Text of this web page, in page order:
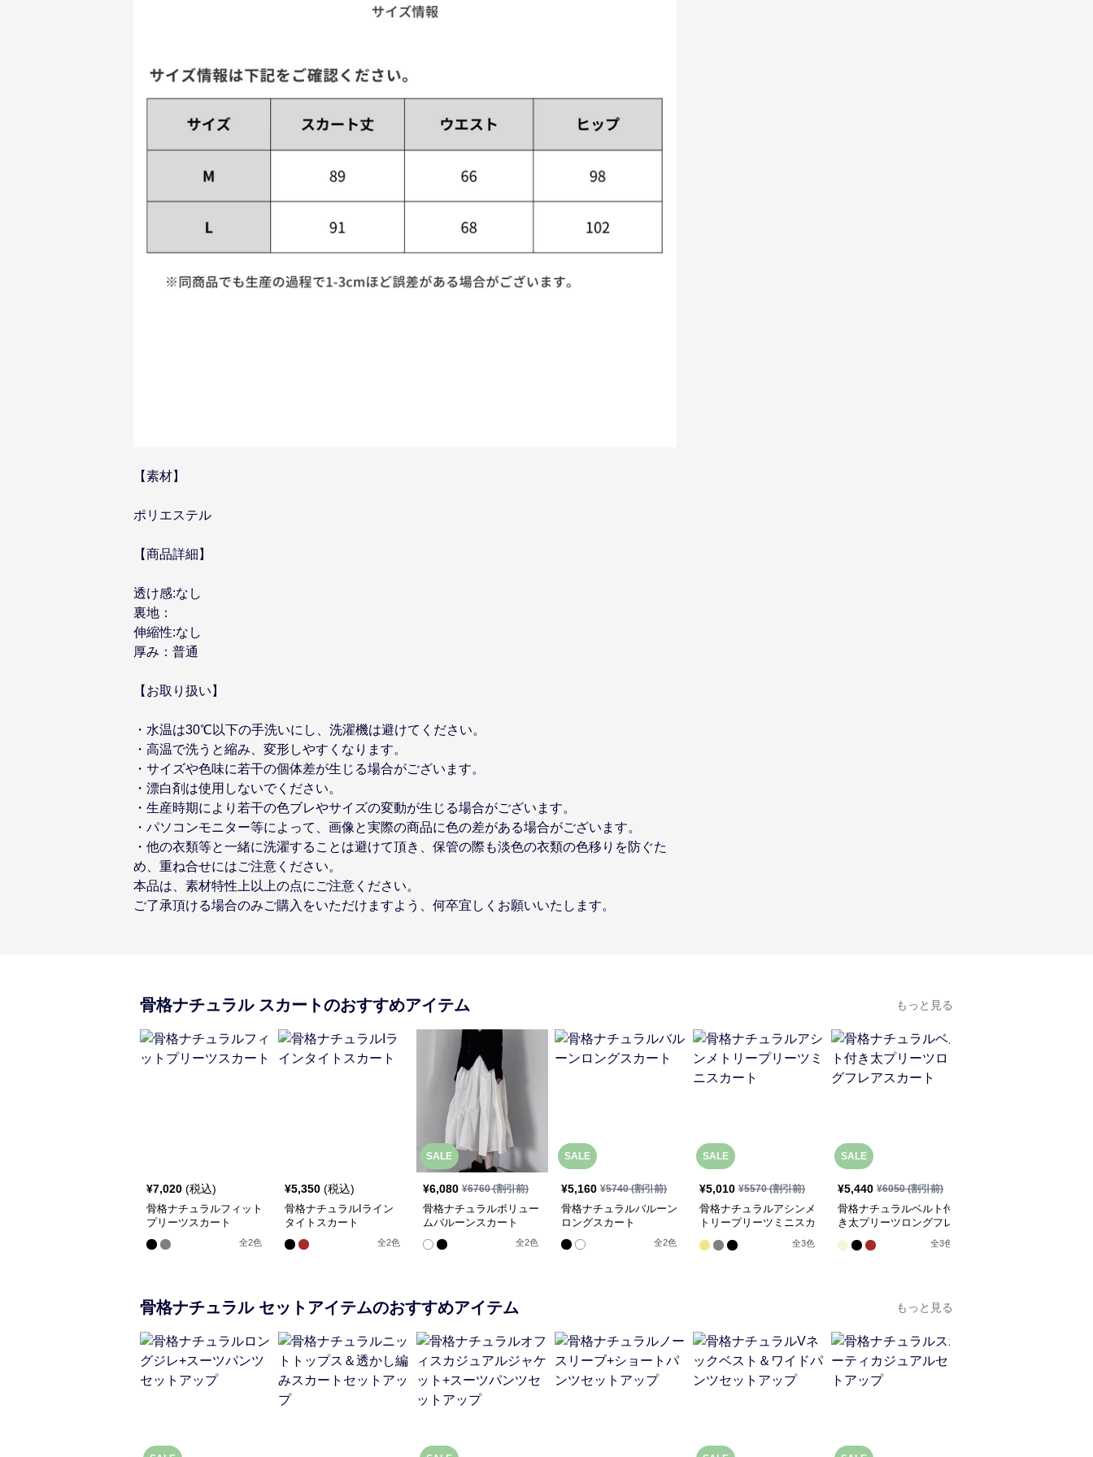
【素材】
ポリエステル
【商品詳細】
透け感:なし
裏地：
伸縮性:なし
厚み：普通
【お取り扱い】
・水温は30℃以下の手洗いにし、洗濯機は避けてください。
・高温で洗うと縮み、変形しやすくなります。
・サイズや色味に若干の個体差が生じる場合がございます。
・漂白剤は使用しないでください。
・生産時期により若干の色ブレやサイズの変動が生じる場合がございます。
・パソコンモニター等によって、画像と実際の商品に色の差がある場合がございます。
・他の衣類等と一緒に洗濯することは避けて頂き、保管の際も淡色の衣類の色移りを防ぐた
め、重ね合せにはご注意ください。
本品は、素材特性上以上の点にご注意ください。
ご了承頂ける場合のみご購入をいただけますよう、何卒宜しくお願いいたします。
骨格ナチュラル スカートのおすすめアイテム もっと見る
¥7,020 (税込)
骨格ナチュラルフィット
プリーツスカート
全2色
¥5,350 (税込)
骨格ナチュラルIライン
タイトスカート
全2色
SALE
¥6,080 ¥6760(割引前)
骨格ナチュラルボリュー
ムバルーンスカート
全2色
SALE
¥5,160 ¥5740(割引前)
骨格ナチュラルバルーン
ロングスカート
全2色
SALE
¥5,010 ¥5570(割引前)
骨格ナチュラルアシンメ
トリープリーツミニスカ
全3色
SALE
¥5,440 ¥6050(割引前)
骨格ナチュラルベルト付
き太プリーツロングフレ
全3色
骨格ナチュラル セットアイテムのおすすめアイテム もっと見る